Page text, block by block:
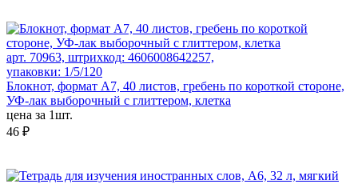
арт. 70963, штрихкод: 4606008642257,
упаковки: 1/5/120
Блокнот, формат А7, 40 листов, гребень по короткой стороне,
УФ-лак выборочный с глиттером, клетка
цена за 1шт.
46 ₽